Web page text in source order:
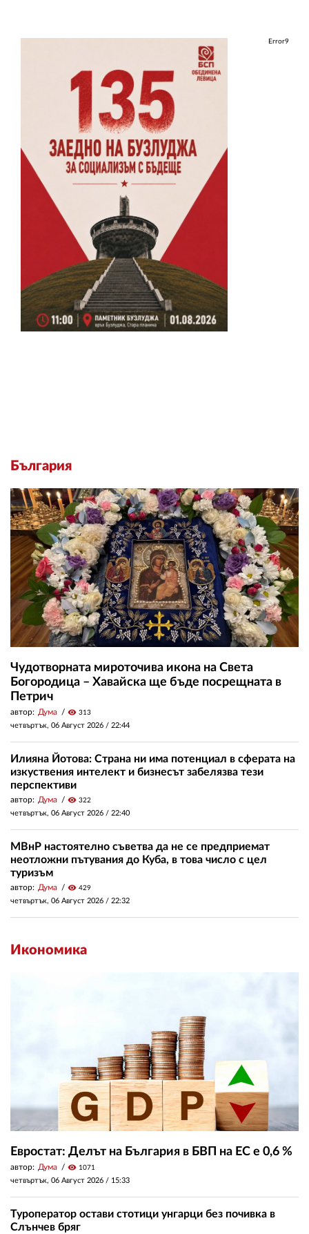
Error9
България
Чудотворната мироточива икона на Света
Богородица – Хавайска ще бъде посрещната в
Петрич
автор: Дума visibility 313
четвъртък, 06 Август 2026 / 22:44
Илияна Йотова: Страна ни има потенциал в сферата на
изкуствения интелект и бизнесът забелязва тези
перспективи
автор: Дума visibility 322
четвъртък, 06 Август 2026 / 22:40
МВнР настоятелно съветва да не се предприемат
неотложни пътувания до Куба, в това число с цел
туризъм
автор: Дума visibility 429
четвъртък, 06 Август 2026 / 22:32
Икономика
Евростат: Делът на България в БВП на ЕС е 0,6 %
автор: Дума visibility 1071
четвъртък, 06 Август 2026 / 15:33
Туроператор остави стотици унгарци без почивка в
Слънчев бряг